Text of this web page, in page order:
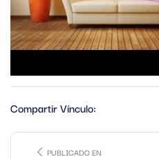
Compartir Vínculo:
PUBLICADO EN